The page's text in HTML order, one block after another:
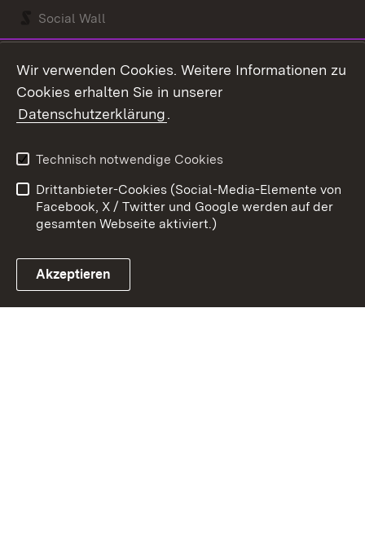
Social Wall
Link zum Landesportal
Kontakt
Barrierefreiheit
Impressum
Cookies
Wir verwenden Cookies. Weitere Informationen zu
Cookies erhalten Sie in unserer
Datenschutzerklärung.
Technisch notwendige Cookies
Drittanbieter-Cookies (Social-Media-Elemente von
Facebook, X / Twitter und Google werden auf der
gesamten Webseite aktiviert.)
Akzeptieren